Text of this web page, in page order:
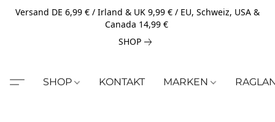
Versand DE 6,99 € / Irland & UK 9,99 € / EU, Schweiz, USA &
Canada 14,99 €
SHOP
SHOP KONTAKT MARKEN